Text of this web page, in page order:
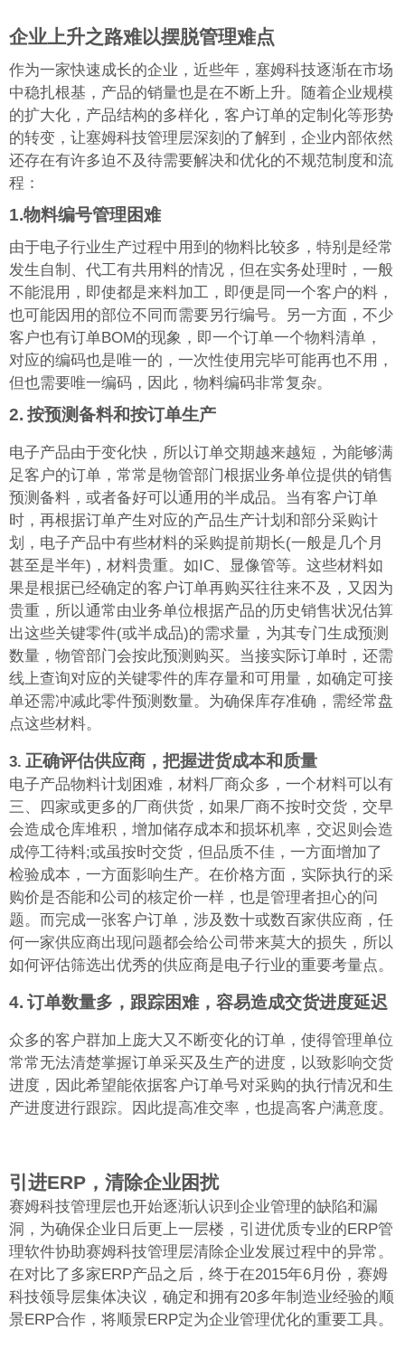
企业上升之路难以摆脱管理难点
作为一家快速成长的企业，近些年，塞姆科技逐渐在市场
中稳扎根基，产品的销量也是在不断上升。随着企业规模
的扩大化，产品结构的多样化，客户订单的定制化等形势
的转变，让塞姆科技管理层深刻的了解到，企业内部依然
还存在有许多迫不及待需要解决和优化的不规范制度和流
程：
1.物料编号管理困难
由于电子行业生产过程中用到的物料比较多，特别是经常
发生自制、代工有共用料的情况，但在实务处理时，一般
不能混用，即使都是来料加工，即便是同一个客户的料，
也可能因用的部位不同而需要另行编号。另一方面，不少
客户也有订单BOM的现象，即一个订单一个物料清单，
对应的编码也是唯一的，一次性使用完毕可能再也不用，
但也需要唯一编码，因此，物料编码非常复杂。
2. 按预测备料和按订单生产
电子产品由于变化快，所以订单交期越来越短，为能够满
足客户的订单，常常是物管部门根据业务单位提供的销售
预测备料，或者备好可以通用的半成品。当有客户订单
时，再根据订单产生对应的产品生产计划和部分采购计
划，电子产品中有些材料的采购提前期长(一般是几个月
甚至是半年)，材料贵重。如IC、显像管等。这些材料如
果是根据已经确定的客户订单再购买往往来不及，又因为
贵重，所以通常由业务单位根据产品的历史销售状况估算
出这些关键零件(或半成品)的需求量，为其专门生成预测
数量，物管部门会按此预测购买。当接实际订单时，还需
线上查询对应的关键零件的库存量和可用量，如确定可接
单还需冲减此零件预测数量。为确保库存准确，需经常盘
点这些材料。
3. 正确评估供应商，把握进货成本和质量
电子产品物料计划困难，材料厂商众多，一个材料可以有
三、四家或更多的厂商供货，如果厂商不按时交货，交早
会造成仓库堆积，增加储存成本和损坏机率，交迟则会造
成停工待料;或虽按时交货，但品质不佳，一方面增加了
检验成本，一方面影响生产。在价格方面，实际执行的采
购价是否能和公司的核定价一样，也是管理者担心的问
题。而完成一张客户订单，涉及数十或数百家供应商，任
何一家供应商出现问题都会给公司带来莫大的损失，所以
如何评估筛选出优秀的供应商是电子行业的重要考量点。
4. 订单数量多，跟踪困难，容易造成交货进度延迟
众多的客户群加上庞大又不断变化的订单，使得管理单位
常常无法清楚掌握订单采买及生产的进度，以致影响交货
进度，因此希望能依据客户订单号对采购的执行情况和生
产进度进行跟踪。因此提高准交率，也提高客户满意度。
引进ERP，清除企业困扰
赛姆科技管理层也开始逐渐认识到企业管理的缺陷和漏
洞，为确保企业日后更上一层楼，引进优质专业的ERP管
理软件协助赛姆科技管理层清除企业发展过程中的异常。
在对比了多家ERP产品之后，终于在2015年6月份，赛姆
科技领导层集体决议，确定和拥有20多年制造业经验的顺
景ERP合作，将顺景ERP定为企业管理优化的重要工具。